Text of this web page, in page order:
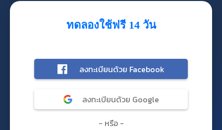
ทดลองใช้ฟรี 14 วัน